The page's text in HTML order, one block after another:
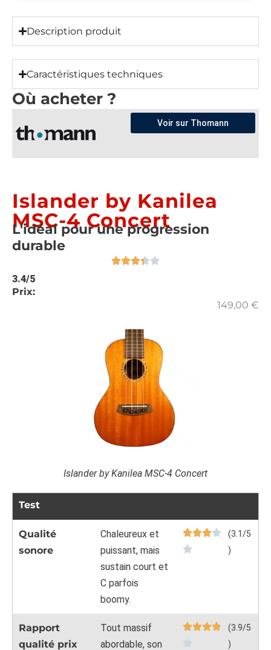
Description produit
Caractéristiques techniques
Où acheter ?
Voir sur Thomann
Islander by Kanilea
MSC-4 Concert
L'idéal pour une progression
durable
3.4/5
Prix:
149,00 €
Islander by Kanilea MSC-4 Concert
Test
Qualité
sonore
Chaleureux et
puissant, mais
sustain court et
C parfois
boomy.
(3.1/5
)
Rapport
qualité prix
Tout massif
abordable, son
(3.9/5
)